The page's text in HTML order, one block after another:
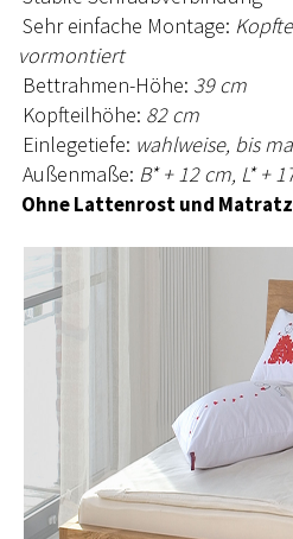
Sehr einfache Montage:
vormontiert
Bettrahmen-Höhe: 39 cm
Kopfteilhöhe: 82 cm
Einlegetiefe: wahlweise, bis
Außenmaße: B* + 12 cm, L* +
Ohne Lattenrost und